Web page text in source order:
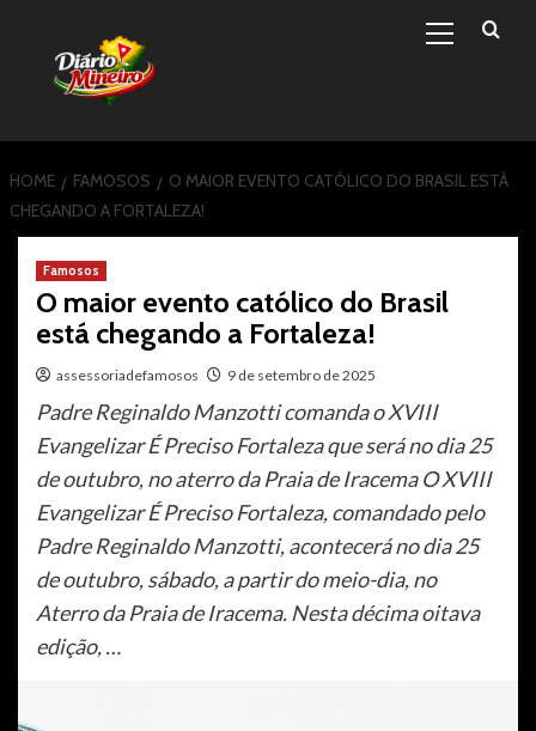
content
Menu
HOME FAMOSOS
O MAIOR EVENTO CATÓLICO DO BRASIL ESTÁ
CHEGANDO A FORTALEZA!
Famosos
O maior evento católico do Brasil
está chegando a Fortaleza!
assessoriadefamosos 9 de setembro de 2025
Padre Reginaldo Manzotti comanda o XVIII
Evangelizar É Preciso Fortaleza que será no dia 25
de outubro, no aterro da Praia de Iracema O XVIII
Evangelizar É Preciso Fortaleza, comandado pelo
Padre Reginaldo Manzotti, acontecerá no dia 25
de outubro, sábado, a partir do meio-dia, no
Aterro da Praia de Iracema. Nesta décima oitava
edição, …